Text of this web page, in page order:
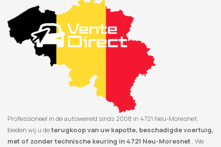
Professioneel in de autowereld sinds 2008 in 4721 Neu-Moresnet,
bieden wij u deterugkoop van uw kapotte, beschadigde voertuig,
met of zonder technische keuring in 4721 Neu-Moresnet . We